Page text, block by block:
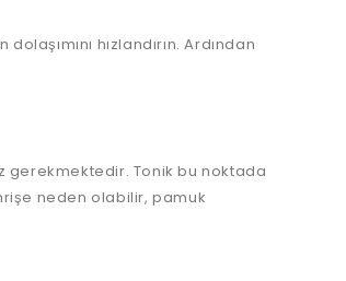
hızlandırın. Ardından
gerekmektedir. Tonik bu noktada
neden olabilir, pamuk